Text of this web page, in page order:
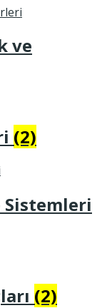
ve
(2)
Sistemleri
(2)